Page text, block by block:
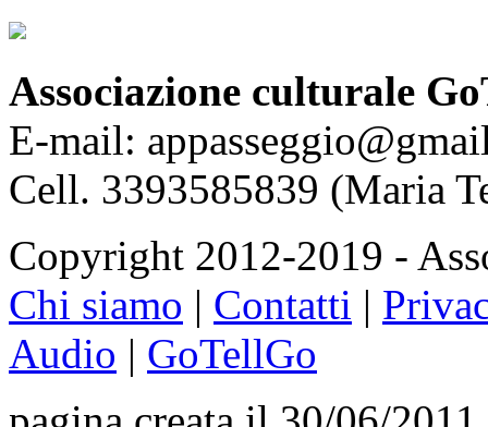
Associazione culturale
E-mail:
Cell. 3393585839 (Maria
Copyright 2012-2019 -
Chi siamo | Contatti |
Audio | GoTellGo